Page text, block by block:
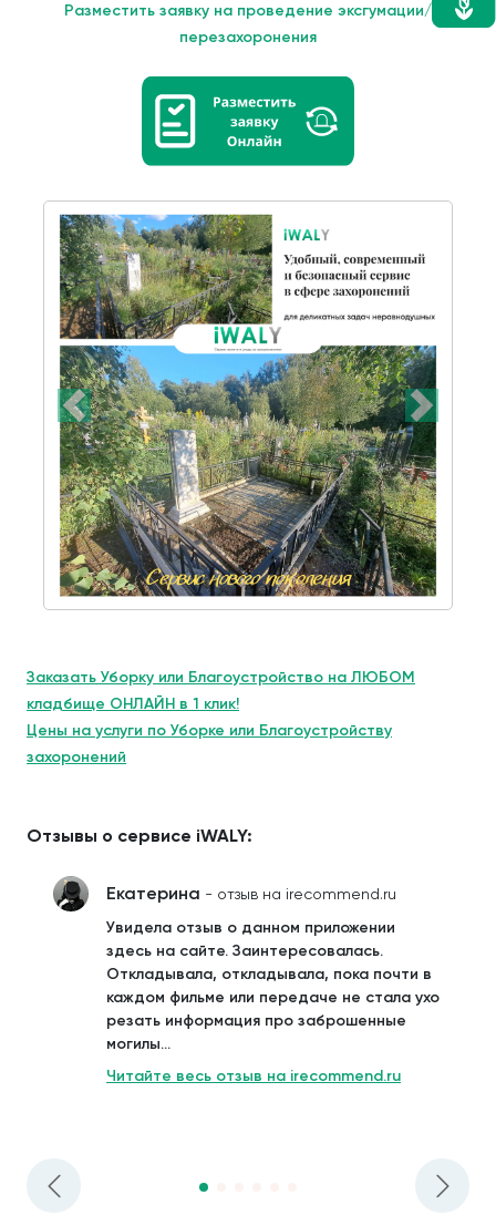
Разместить заявку на проведение эксгумации/
перезахоронения
Заказать Уборку или Благоустройство на ЛЮБОМ
кладбище ОНЛАЙН в 1 клик!
Цены на услуги по Уборке или Благоустройству
захоронений
Отзывы о сервисе iWALY:
Екатерина - отзыв на irecommend.ru
Увидела отзыв о данном приложении
здесь на сайте. Заинтересовалась.
Откладывала, откладывала, пока почти в
каждом фильме или передаче не стала ухо
резать информация про заброшенные
могилы...
Читайте весь отзыв на irecommend.ru